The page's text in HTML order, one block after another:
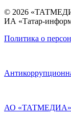
© 2026
ИА «Татар-
Политика о
АО «ТАТМЕДИА»